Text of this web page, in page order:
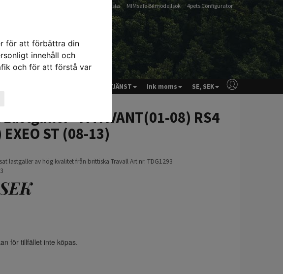
för att förbättra din
innehåll och
och för att förstå var
Artfex Passlista- MIMsafe Bilmodellsök- 4pets Configurator
KUNDTJÄNST Ink moms SE, SEK
- A4 AVANT(01-08) RS4
ST (08-13)
lastgaller av hög kvalitet från brittiska Travall Art nr: TDG1293
för tillfället inte köpas.